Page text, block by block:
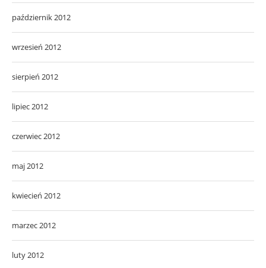
październik 2012
wrzesień 2012
sierpień 2012
lipiec 2012
czerwiec 2012
maj 2012
kwiecień 2012
marzec 2012
luty 2012